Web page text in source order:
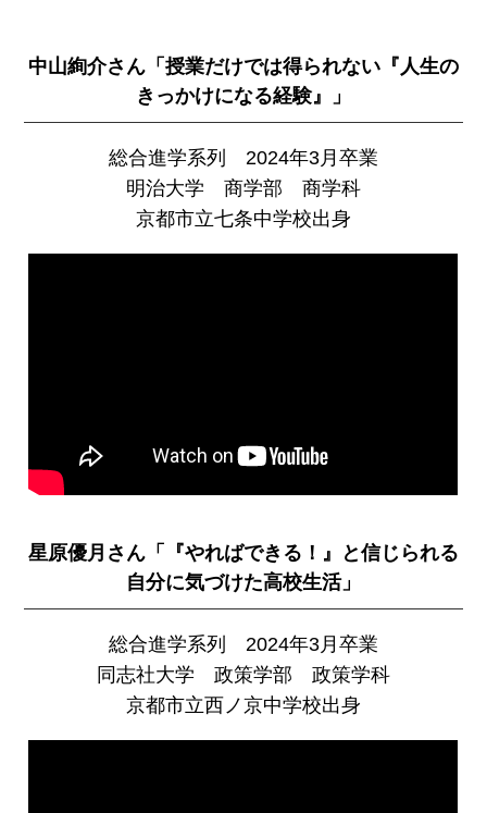
中山絢介さん「授業だけでは得られない『人生の
きっかけになる経験』」
総合進学系列 2024年3月卒業
明治大学 商学部 商学科
京都市立七条中学校出身
星原優月さん「『やればできる！』と信じられる
自分に気づけた高校生活」
総合進学系列 2024年3月卒業
同志社大学 政策学部 政策学科
京都市立西ノ京中学校出身